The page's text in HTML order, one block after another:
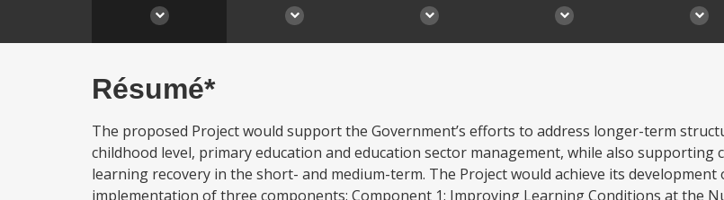
Résumé*
The proposed Project would support the Government’s efforts to address longer-term
childhood level, primary education and education sector management, while also supporting
learning recovery in the short- and medium-term. The Project would achieve its
implementation of three components: Component 1: Improving Learning Conditions at the